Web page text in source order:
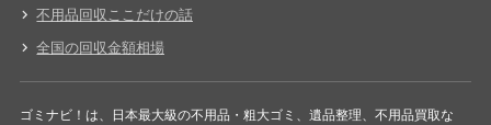
不用品回収ここだけの話
全国の回収金額相場
ゴミナビ！は、日本最大級の不用品・粗大ゴミ、遺品整理、不用品買取な